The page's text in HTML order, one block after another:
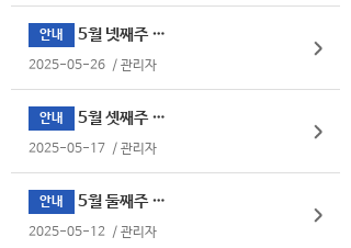
안내 5월 넷째주 식단표
2025-05-26 / 관리자
안내 5월 셋째주 식단표
2025-05-17 / 관리자
안내 5월 둘째주 식단표
2025-05-12 / 관리자